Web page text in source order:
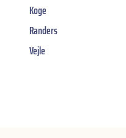
Koge
Randers
Vejle